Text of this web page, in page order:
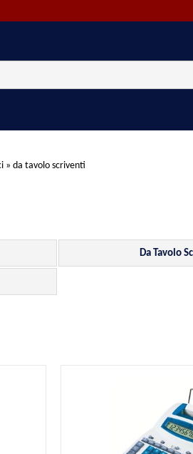
» da tavolo scriventi
Da Tavolo